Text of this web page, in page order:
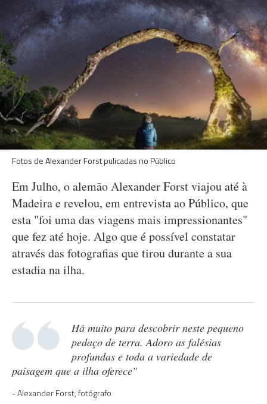
Fotos de Alexander Forst pulicadas no Público
Em Julho, o alemão Alexander Forst viajou até à
Madeira e revelou, em entrevista ao Público, que
esta "foi uma das viagens mais impressionantes"
que fez até hoje. Algo que é possível constatar
através das fotografias que tirou durante a sua
estadia na ilha.
Há muito para descobrir neste pequeno
pedaço de terra. Adoro as falésias
profundas e toda a variedade de
paisagem que a ilha oferece"
Alexander Forst, fotógrafo